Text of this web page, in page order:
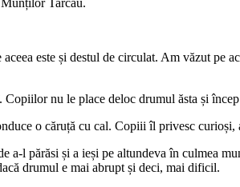
Tarcău.
este și destul de circulat. Am văzut
Copiilor nu le place deloc drumul ăsta și
o căruță cu cal. Copiii îl privesc
a-l părăsi și a ieși pe altundeva în culmea
drumul e mai abrupt și deci, mai dificil.